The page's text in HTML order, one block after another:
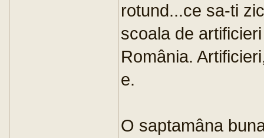
rotund...ce sa-ti
scoala de
România.
e.
O saptamâna